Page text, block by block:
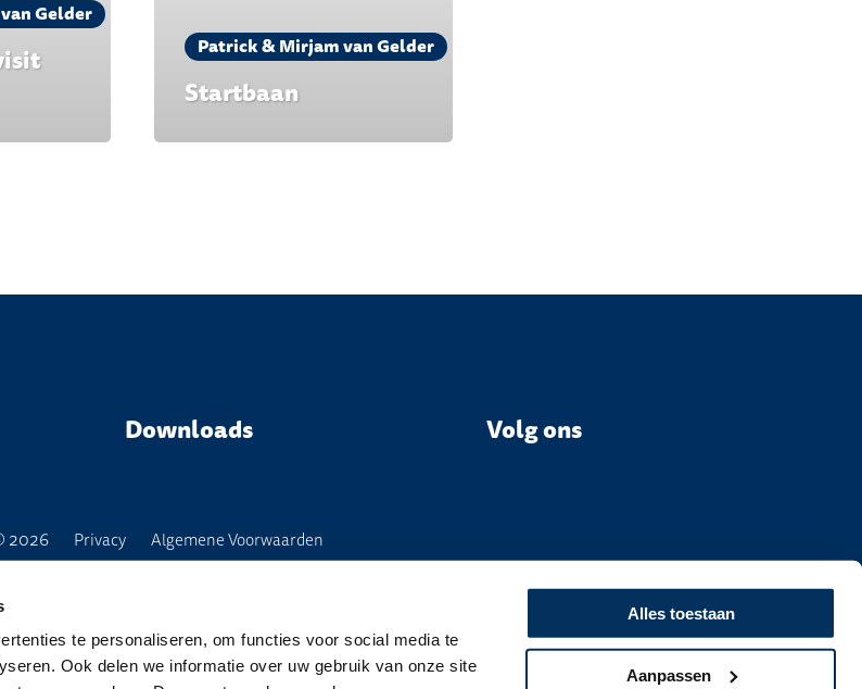
te personaliseren, om functies voor social media te
Ook delen we informatie over uw gebruik van onze site
Alles toestaan
Aanpassen
Gelder
Patrick & Mirjam van Gelder
Startbaan
Downloads Volg ons
2026 Privacy Algemene Voorwaarden